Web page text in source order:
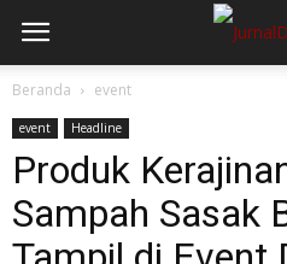
Beranda event
event Headline
Produk
Sampah Sasak